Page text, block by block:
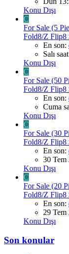
Konu Dışı
C
For Sale (5
Fold8/Z Flip8
En son:
Salı
Konu Dışı
C
For Sale (50
Fold8/Z Flip8
En son:
Cuma
Konu Dışı
C
For Sale (30
Fold8/Z Flip8
En son:
30 Tem
Konu Dışı
C
For Sale (20
Fold8/Z Flip8
En son:
29 Tem
Konu Dışı
Son konular